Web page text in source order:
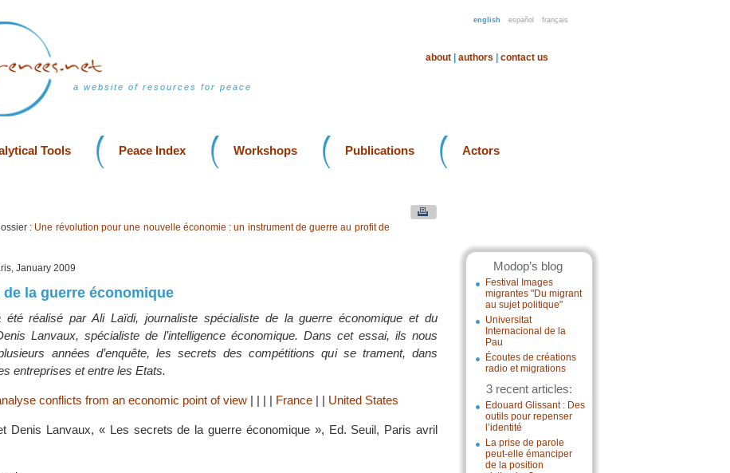
english español français
a website of resources for peace
about authors contact us
Tools Peace Index Workshops Publications Actors
Modop’s blog
Festival Images
migrantes "Du migrant
au sujet politique"
Universitat
Internacional de la
Pau
Écoutes de créations
radio et migrations
3 recent articles:
Edouard Glissant : Des
outils pour repenser
l’identité
La prise de parole
peut-elle émanciper
de la position
: Une révolution pour une nouvelle économie : un instrument de guerre au profit de
January 2009
la guerre économique
été réalisé par Ali Laïdi, journaliste spécialiste de la guerre économique et du
Lanvaux, spécialiste de l’intelligence économique. Dans cet essai, ils nous
années d’enquête, les secrets des compétitions qui se trament, dans
entreprises et entre les Etats.
conflicts from an economic point of view | | | | France | | United States
Denis Lanvaux, « Les secrets de la guerre économique », Ed. Seuil, Paris avril